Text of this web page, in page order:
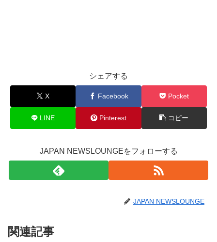
シェアする
X Facebook Pocket
LINE Pinterest コピー
JAPAN NEWSLOUNGEをフォローする
JAPAN NEWSLOUNGE
関連記事